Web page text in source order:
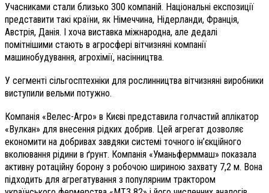
Учасниками стали близько 300 компаній. Національні експозиції
представити такі країни, як Німеччина, Нідерланди, Франція,
Австрія, Данія. І хоча виставка міжнародна, але дедалі
помітнішими стають в агросфері вітчизняні компанії
машинобудування, агрохімії, насінництва.
У сегменті сільгосптехніки для рослинництва вітчизняні виробники
виступили вельми потужно.
Компанія «Велес-Агро» в Києві представила голчастий аплікатор
«Вулкан» для внесення рідких добрив. Цей агрегат дозволяє
економити на добривах завдяки системі точного ін’єкційного
вколювання рідини в ґрунт. Компанія «Уманьферммаш» показала
активну ротаційну борону з робочою шириною захвату 7,2 м. Вона
підходить для агрегатування з популярним трактором